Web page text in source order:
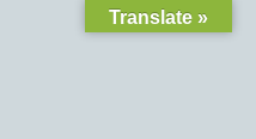
Translate »